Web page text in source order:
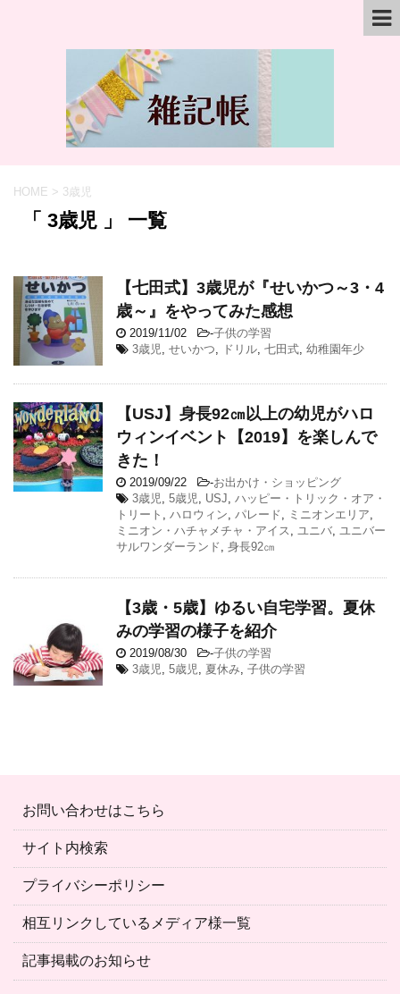
HOME > 3歳児
「 3歳児 」 一覧
【七田式】3歳児が『せいかつ～3・4
歳～』をやってみた感想
2019/11/02 -子供の学習
3歳児, せいかつ, ドリル, 七田式, 幼稚園年少
【USJ】身長92㎝以上の幼児がハロ
ウィンイベント【2019】を楽しんで
きた！
2019/09/22 -お出かけ・ショッピング
3歳児, 5歳児, USJ, ハッピー・トリック・オア・
トリート , ハロウィン, パレード, ミニオンエリア,
ミニオン・ハチャメチャ・アイス , ユニバ, ユニバー
サルワンダーランド, 身長92㎝
【3歳・5歳】ゆるい自宅学習。夏休
みの学習の様子を紹介
2019/08/30 -子供の学習
3歳児, 5歳児, 夏休み, 子供の学習
お問い合わせはこちら
サイト内検索
プライバシーポリシー
相互リンクしているメディア様一覧
記事掲載のお知らせ